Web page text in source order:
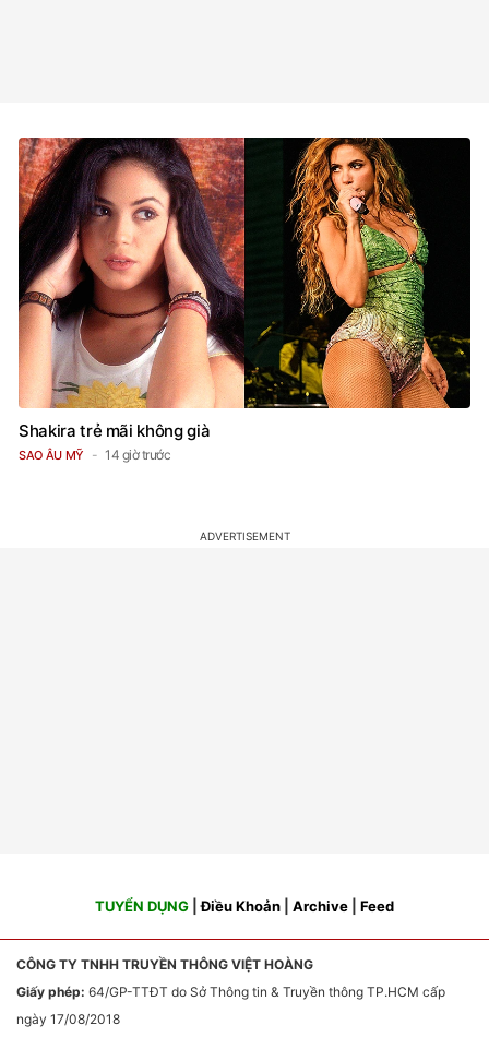
Shakira trẻ mãi không già
SAO ÂU MỸ 14 giờ trước
TUYỂN DỤNG |Điều Khoản Archive Feed
CÔNG TY TNHH TRUYỀN THÔNG VIỆT HOÀNG
Giấy phép: 64/GP-TTĐT do Sở Thông tin & Truyền thông TP.HCM cấp
ngày 17/08/2018